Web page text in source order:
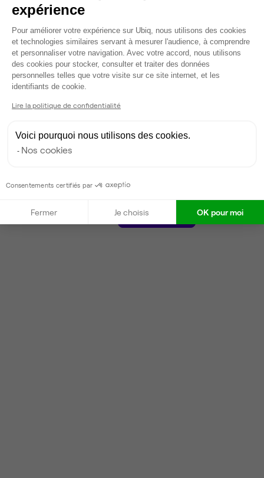
Voir tout
Gestionnaire de l'espace
Partenaire depuis 2024
Répond en quelques heures
Contacter
expérience
Plateforme de Gestion du
Pour améliorer votre expérience sur Ubiq, nous utilisons des cookies
et technologies similaires servant à mesurer l'audience, à comprendre
et personnaliser votre navigation. Avec votre accord, nous utilisons
des cookies pour stocker, consulter et traiter des données
personnelles telles que votre visite sur ce site internet, et les
identifiants de cookie.
Lire la politique de confidentialité
Voici pourquoi nous utilisons des cookies.
Nos cookies
Consentements certifiés par
Fermer Je choisis OK pour moi